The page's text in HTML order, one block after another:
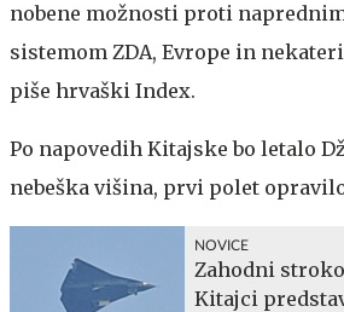
nobene možnosti proti
sistemom ZDA, Evrope in
piše hrvaški Index.
Po napovedih Kitajske bo letalo
nebeška višina, prvi polet
NOVICE
Zahodni
Kitajci